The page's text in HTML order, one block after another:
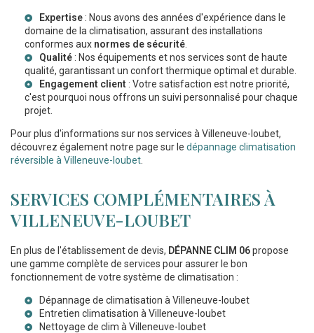
Expertise : Nous avons des années d'expérience dans le
domaine de la climatisation, assurant des installations
conformes aux normes de sécurité
Qualité : Nos équipements et nos services sont de haute
qualité, garantissant un confort thermique optimal et durable.
Engagement client : Votre satisfaction est notre priorité,
c'est pourquoi nous offrons un suivi personnalisé pour chaque
projet.
Pour plus d'informations sur nos services à Villeneuve-loubet,
découvrez également notre page sur le dépannage climatisation
réversible à Villeneuve-loubet
SERVICES COMPLÉMENTAIRES À
VILLENEUVE-LOUBET
En plus de l'établissement de devis, DÉPANNE CLIM 06propose
une gamme complète de services pour assurer le bon
fonctionnement de votre système de climatisation :
Dépannage de climatisation à Villeneuve-loubet
Entretien climatisation à Villeneuve-loubet
Nettoyage de clim à Villeneuve-loubet